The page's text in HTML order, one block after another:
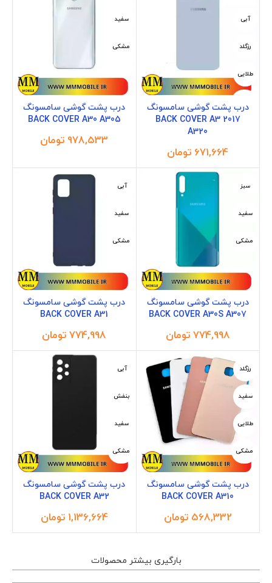
آبی
رزگلد
طلایی
درب پشت گوشی سامسونگ
BACK COVER A3 2017
A320
تومان
سفید
مشکی
درب پشت گوشی سامسونگ
BACK COVER A30 A305
تومان
سبز
سفید
مشکی
درب پشت گوشی سامسونگ
BACK COVER A30S A307
تومان
آبی
سفید
مشکی
درب پشت گوشی سامسونگ
BACK COVER A31
تومان
رزگلد
سفید
طلایی
مشکی
درب پشت گوشی سامسونگ
BACK COVER A310
تومان
آبی
بنفش
سفید
مشکی
درب پشت گوشی سامسونگ
BACK COVER A32
تومان
بارگیری بیشتر محصولات